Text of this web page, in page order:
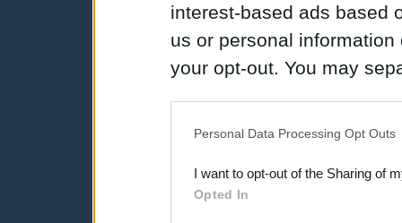
interest-based ads based
us or personal
your opt-out. You may
Downstream Participants
third parties.
Personal Data Processing Opt Outs
I want to opt-out of the Sharing of
Opted In